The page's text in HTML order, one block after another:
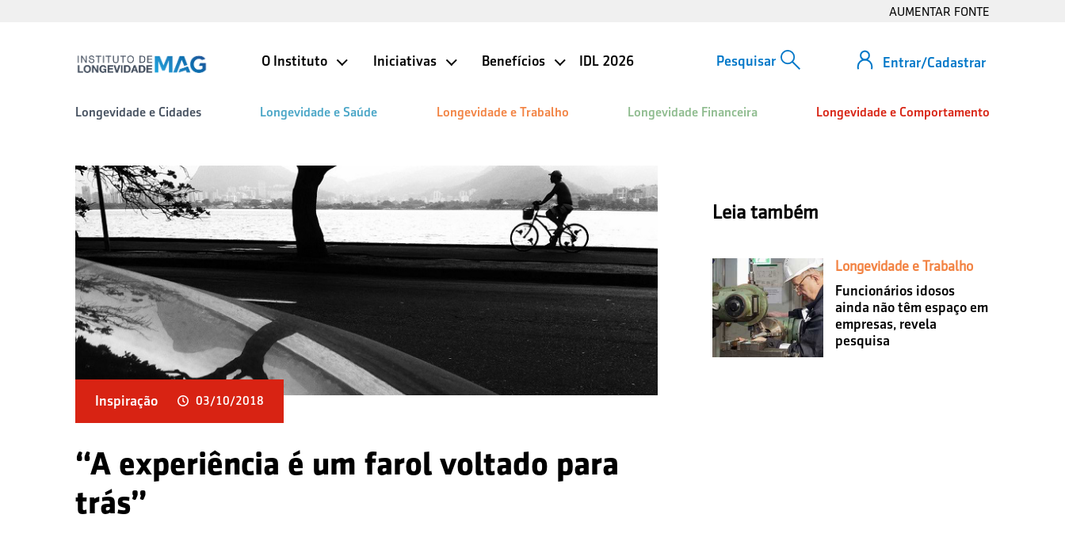
AUMENTAR FONTE
Entrar/Cadastrar
O Instituto Iniciativas Benefícios IDL 2026
Longevidade e Cidades Longevidade e Saúde Longevidade e Trabalho Longevidade Financeira Longevidade e Comportamento
Inspiração 03/10/2018
“A experiência é um farol voltado para
trás”
Leia também
Longevidade e Trabalho
Funcionários idosos
ainda não têm espaço em
empresas, revela
pesquisa